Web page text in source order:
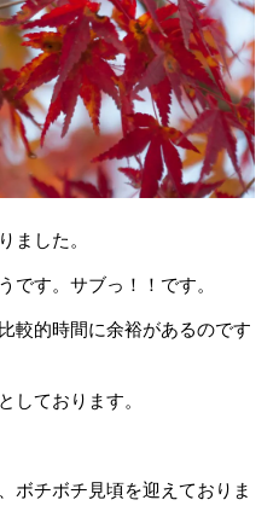
ました。
です。サブっ！！です。
較的時間に余裕があるのです
しております。
ボチボチ見頃を迎えておりま